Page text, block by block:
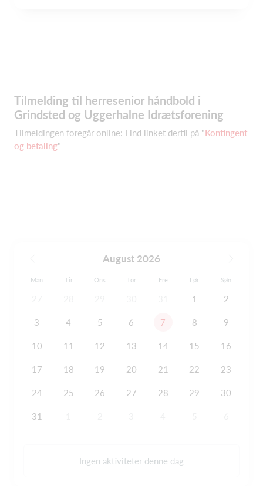
Tilmelding til herresenior håndbold i
Grindsted og Uggerhalne Idrætsforening
Tilmeldingen foregår online: Find linket dertil på "Kontingent
og betaling"
August 2026
Man Tir Ons Tor Fre Lør Søn
1 2
3 4 5 6 7 8 9
10 11 12 13 14 15 16
17 18 19 20 21 22 23
24 25 26 27 28 29 30
31
Ingen aktiviteter denne dag